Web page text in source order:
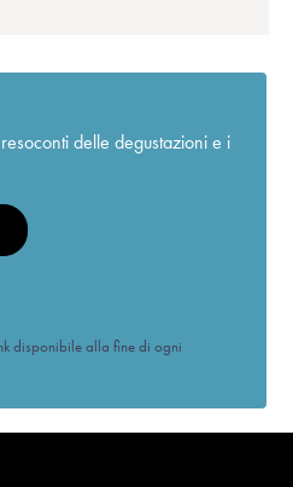
delle degustazioni e i
disponibile alla fine di ogni